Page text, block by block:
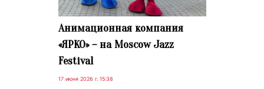
Анимационная компания
«ЯРКО» – на Moscow Jazz
Festival
17 июня 2026 г. 15:38